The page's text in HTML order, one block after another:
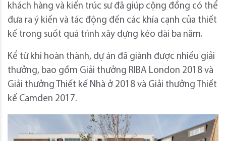
khách hàng và kiến ​​trúc sư đã giúp cộng đồng có thể
đưa ra ý kiến ​​và tác động đến các khía cạnh của thiết
kế trong suốt quá trình xây dựng kéo dài ba năm.
Kể từ khi hoàn thành, dự án đã giành được nhiều giải
thưởng, bao gồm Giải thưởng RIBA London 2018 và
Giải thưởng Thiết kế Nhà ở 2018 và Giải thưởng Thiết
kế Camden 2017.